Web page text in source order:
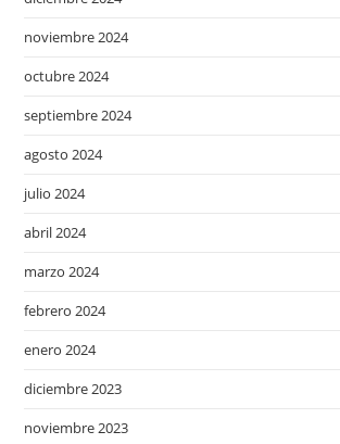
noviembre 2024
octubre 2024
septiembre 2024
agosto 2024
julio 2024
abril 2024
marzo 2024
febrero 2024
enero 2024
diciembre 2023
noviembre 2023